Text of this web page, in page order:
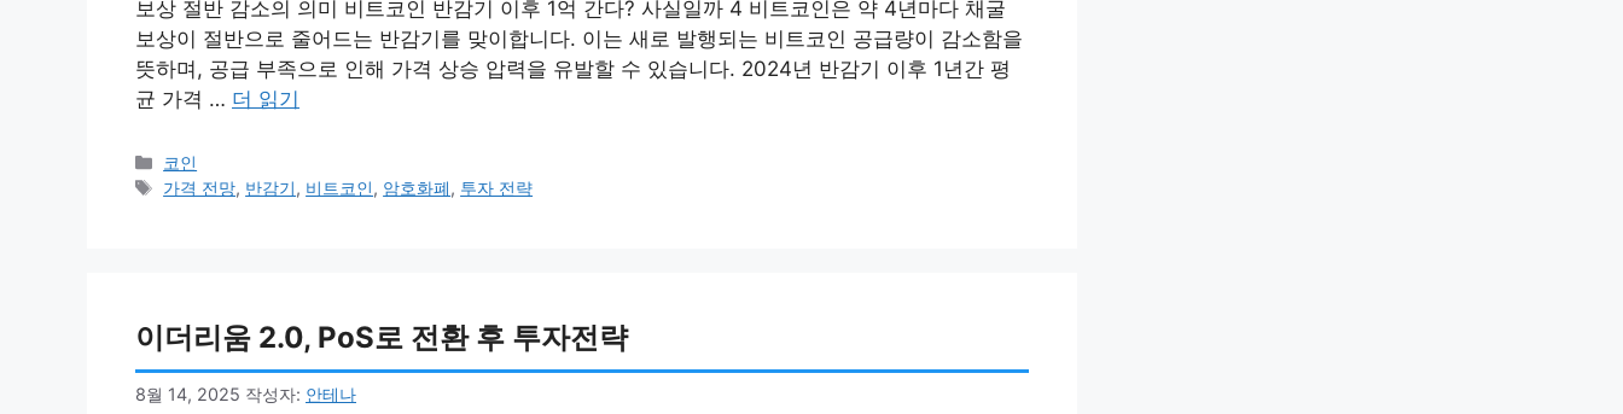
보상 절반 감소의 의미 비트코인 반감기 이후 1억 간다? 사실일까 4 비트코인은 약 4년마다 채굴
보상이 절반으로 줄어드는 반감기를 맞이합니다. 이는 새로 발행되는 비트코인 공급량이 감소함을
뜻하며, 공급 부족으로 인해 가격 상승 압력을 유발할 수 있습니다. 2024년 반감기 이후 1년간 평
균 가격 … 더 읽기
카
테
코인
태
가격 전망, 반감기, 비트코인, 암호화폐, 투자 전략
이더리움 2.0, PoS로 전환 후 투자전략
8월 14, 2025 작성자: 안테나